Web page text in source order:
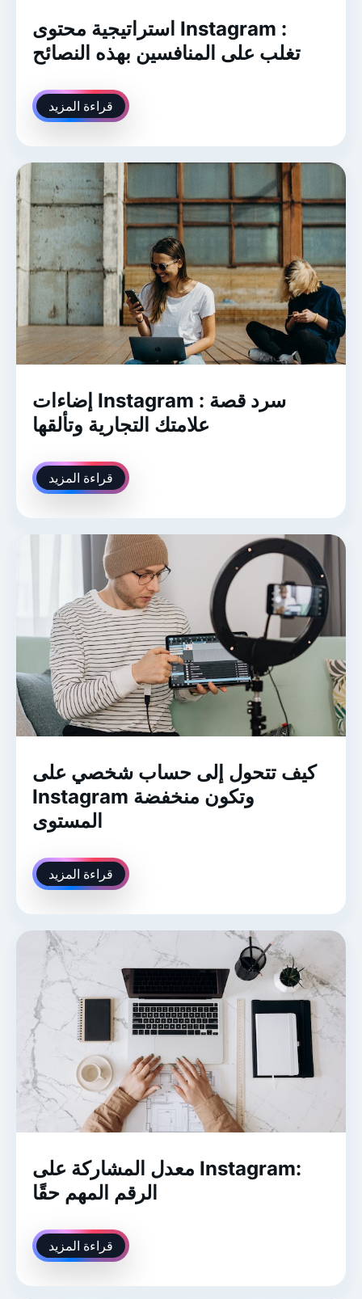
استراتيجية محتوى Instagram :
تغلب على المنافسين بهذه النصائح
قراءة المزيد
إضاءات Instagram : سرد قصة
علامتك التجارية وتألقها
قراءة المزيد
كيف تتحول إلى حساب شخصي على
Instagram وتكون منخفضة
قراءة المزيد
معدل المشاركة على Instagram:
الرقم المهم حقًا
قراءة المزيد